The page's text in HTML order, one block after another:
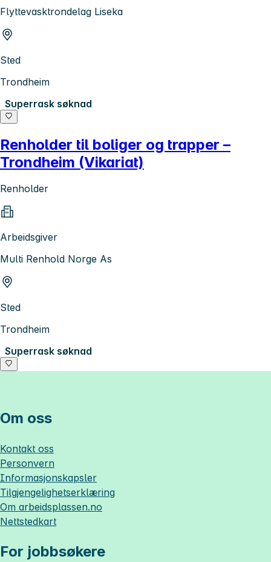
Flyttevasktrondelag Liseka
Sted
Trondheim
Superrask søknad
Renholder til boliger og trapper –
Trondheim (Vikariat)
Renholder
Arbeidsgiver
Multi Renhold Norge As
Sted
Trondheim
Superrask søknad
Om oss
Kontakt oss
Personvern
Informasjonskapsler
Tilgjengelighetserklæring
Om arbeidsplassen.no
Nettstedkart
For jobbsøkere